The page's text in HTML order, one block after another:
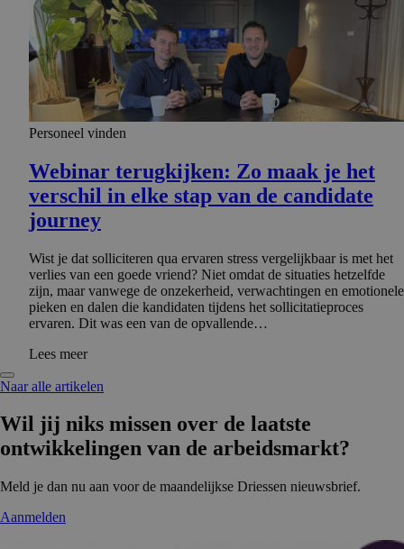
Personeel vinden
Webinar terugkijken: Zo maak je het
verschil in elke stap van de candidate
journey
Wist je dat solliciteren qua ervaren stress vergelijkbaar is met het
verlies van een goede vriend? Niet omdat de situaties hetzelfde
zijn, maar vanwege de onzekerheid, verwachtingen en emotionele
pieken en dalen die kandidaten tijdens het sollicitatieproces
ervaren. Dit was een van de opvallende…
Lees meer
Naar alle artikelen
Wil jij niks missen over de laatste
ontwikke­lingen van de arbeidsmarkt?
Meld je dan nu aan voor de maandelijkse Driessen nieuwsbrief.
Aanmelden